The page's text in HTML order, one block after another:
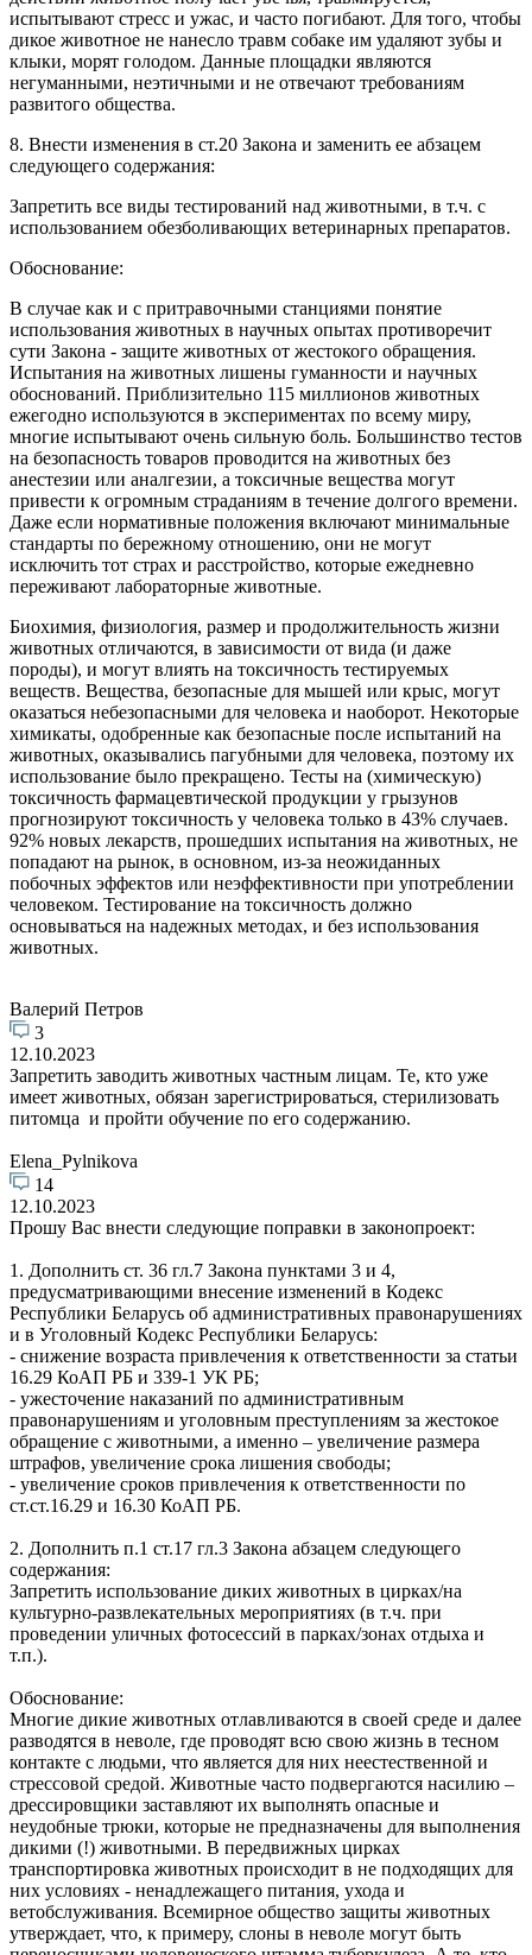
испытывают стресс и ужас, и часто погибают. Для того, чтобы
дикое животное не нанесло травм собаке им удаляют зубы и
клыки, морят голодом. Данные площадки являются
негуманными, неэтичными и не отвечают требованиям
развитого общества.
8. Внести изменения в ст.20 Закона и заменить ее абзацем
следующего содержания:
Запретить все виды тестирований над животными, в т.ч. с
использованием обезболивающих ветеринарных препаратов.
Обоснование:
В случае как и с притравочными станциями понятие
использования животных в научных опытах противоречит
сути Закона - защите животных от жестокого обращения.
Испытания на животных лишены гуманности и научных
обоснований. Приблизительно 115 миллионов животных
ежегодно используются в экспериментах по всему миру,
многие испытывают очень сильную боль. Большинство тестов
на безопасность товаров проводится на животных без
анестезии или аналгезии, а токсичные вещества могут
привести к огромным страданиям в течение долгого времени.
Даже если нормативные положения включают минимальные
стандарты по бережному отношению, они не могут
исключить тот страх и расстройство, которые ежедневно
переживают лабораторные животные.
Биохимия, физиология, размер и продолжительность жизни
животных отличаются, в зависимости от вида (и даже
породы), и могут влиять на токсичность тестируемых
веществ. Вещества, безопасные для мышей или крыс, могут
оказаться небезопасными для человека и наоборот. Некоторые
химикаты, одобренные как безопасные после испытаний на
животных, оказывались пагубными для человека, поэтому их
использование было прекращено. Тесты на (химическую)
токсичность фармацевтической продукции у грызунов
прогнозируют токсичность у человека только в 43% случаев.
92% новых лекарств, прошедших испытания на животных, не
попадают на рынок, в основном, из-за неожиданных
побочных эффектов или неэффективности при употреблении
человеком. Тестирование на токсичность должно
основываться на надежных методах, и без использования
животных.
Валерий Петров
3
12.10.2023
Запретить заводить животных частным лицам. Те, кто уже
имеет животных, обязан зарегистрироваться, стерилизовать
питомца и пройти обучение по его содержанию.
Elena_Pylnikova
14
12.10.2023
Прошу Вас внести следующие поправки в законопроект:
1. Дополнить ст. 36 гл.7 Закона пунктами 3 и 4,
предусматривающими внесение изменений в Кодекс
Республики Беларусь об административных правонарушениях
и в Уголовный Кодекс Республики Беларусь:
- снижение возраста привлечения к ответственности за статьи
16.29 КоАП РБ и 339-1 УК РБ;
- ужесточение наказаний по административным
правонарушениям и уголовным преступлениям за жестокое
обращение с животными, а именно – увеличение размера
штрафов, увеличение срока лишения свободы;
- увеличение сроков привлечения к ответственности по
ст.ст.16.29 и 16.30 КоАП РБ.
2. Дополнить п.1 ст.17 гл.3 Закона абзацем следующего
содержания:
Запретить использование диких животных в цирках/на
культурно-развлекательных мероприятиях (в т.ч. при
проведении уличных фотосессий в парках/зонах отдыха и
т.п.).
Обоснование:
Многие дикие животных отлавливаются в своей среде и далее
разводятся в неволе, где проводят всю свою жизнь в тесном
контакте с людьми, что является для них неестественной и
стрессовой средой. Животные часто подвергаются насилию –
дрессировщики заставляют их выполнять опасные и
неудобные трюки, которые не предназначены для выполнения
дикими (!) животными. В передвижных цирках
транспортировка животных происходит в не подходящих для
них условиях - ненадлежащего питания, ухода и
ветобслуживания. Всемирное общество защиты животных
утверждает, что, к примеру, слоны в неволе могут быть